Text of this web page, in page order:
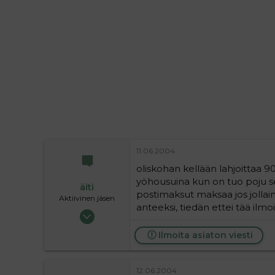
äiti
Aktiivinen jäsen
20.01.2004
11.06.2004
oliskohan kellään lahjoittaa
yöhousuina kun on tuo poju
postimaksut maksaa jos
anteeksi, tiedän ettei tää
Ilmoita asiaton viesti
12.06.2004